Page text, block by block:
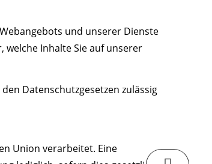
und unserer Dienste
welche Inhalte Sie auf unserer
Datenschutzgesetzen zulässig
Union verarbeitet. Eine